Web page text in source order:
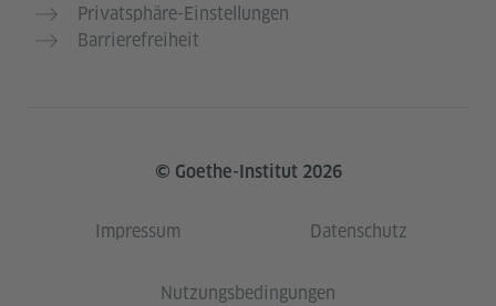
Privatsphäre-Einstellungen
Barrierefreiheit
© Goethe-Institut 2026
Impressum Datenschutz
Nutzungsbedingungen